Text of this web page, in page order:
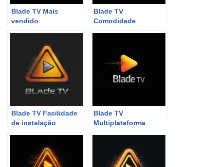
Blade TV Mais
vendido
Blade TV
Comodidade
Blade TV Facilidade
de instalação
Blade TV
Multiplataforma